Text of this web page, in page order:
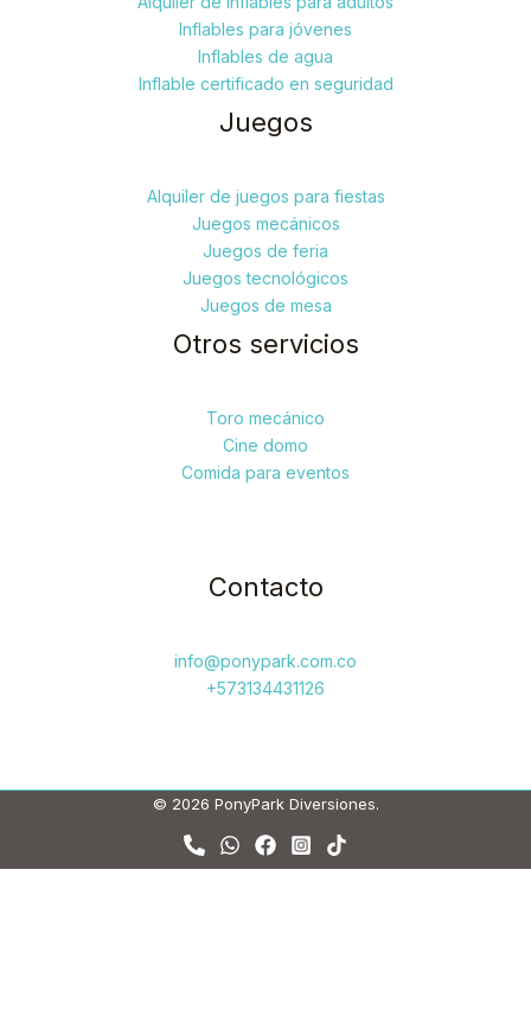
Inflables para jóvenes
Inflables de agua
Inflable certificado en seguridad
Juegos
Alquiler de juegos para fiestas
Juegos mecánicos
Juegos de feria
Juegos tecnológicos
Juegos de mesa
Otros servicios
Toro mecánico
Cine domo
Comida para eventos
Contacto
info@ponypark.com.co
+573134431126
© 2026 PonyPark Diversiones.